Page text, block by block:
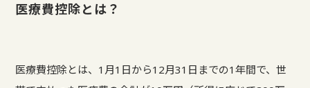
医療費控除とは？
医療費控除とは、1月1日から12月31日までの1年間で、世